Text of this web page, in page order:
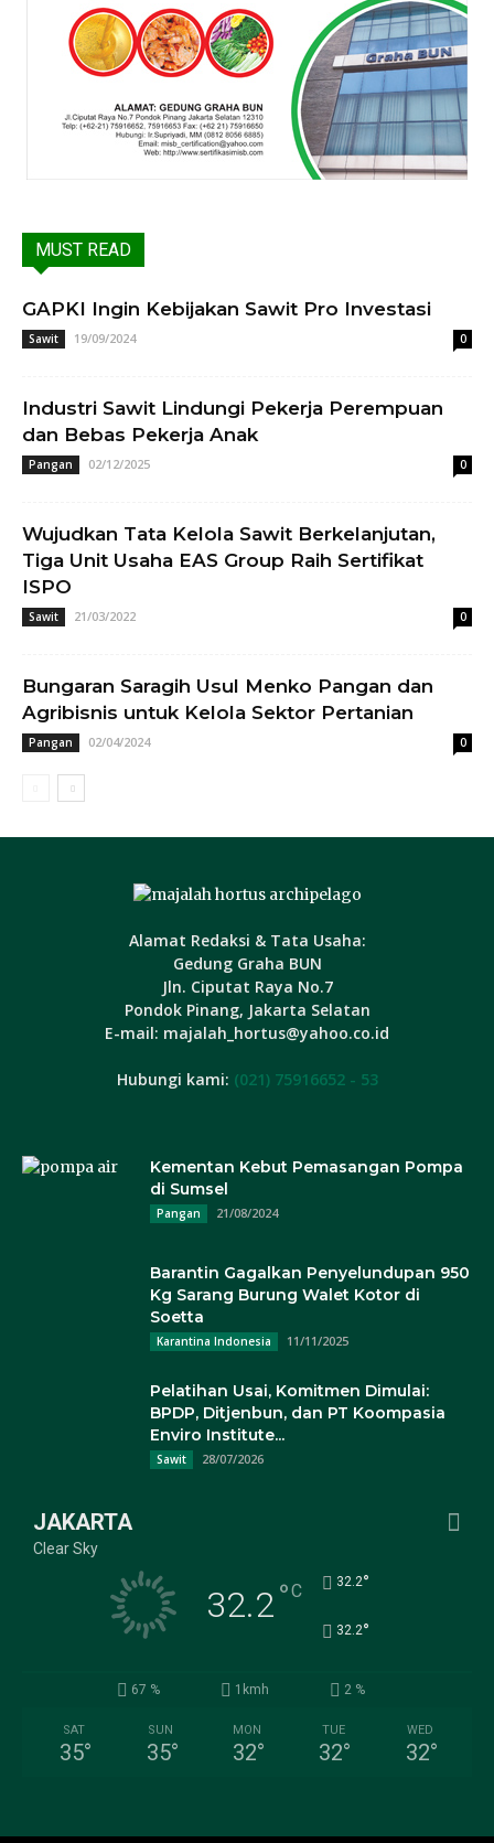
MUST READ
GAPKI Ingin Kebijakan Sawit Pro Investasi
Sawit 19/09/2024 0
Industri Sawit Lindungi Pekerja Perempuan
dan Bebas Pekerja Anak
Pangan 02/12/2025 0
Wujudkan Tata Kelola Sawit Berkelanjutan,
Tiga Unit Usaha EAS Group Raih Sertifikat
ISPO
Sawit 21/03/2022 0
Bungaran Saragih Usul Menko Pangan dan
Agribisnis untuk Kelola Sektor Pertanian
Pangan 02/04/2024 0
Alamat Redaksi & Tata Usaha:
Gedung Graha BUN
Jln. Ciputat Raya No.7
Pondok Pinang, Jakarta Selatan
E-mail: majalah_hortus@yahoo.co.id
Hubungi kami: (021) 75916652 - 53
Kementan Kebut Pemasangan Pompa
di Sumsel
Pangan 21/08/2024
Barantin Gagalkan Penyelundupan 950
Kg Sarang Burung Walet Kotor di
Soetta
Karantina Indonesia 11/11/2025
Pelatihan Usai, Komitmen Dimulai:
BPDP, Ditjenbun, dan PT Koompasia
Enviro Institute...
Sawit 28/07/2026
JAKARTA
Clear Sky
32.2°C 32.2°
32.2°
67 % 1kmh 2 %
SAT
35°
SUN
35°
MON
32°
TUE
32°
WED
32°